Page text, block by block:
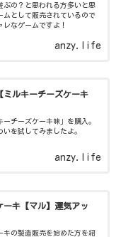
の？と思われる方多いと思
ムとして販売されているので
なゲームですよ！
anzy.life
ミルキーチーズケーキ
チーズケーキ味」を購入。
を試してみましたよ。
anzy.life
ーキ【マル】運気アッ
キの製造販売を始めた方を紹